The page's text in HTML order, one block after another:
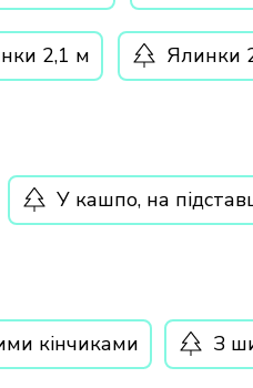
Ялинки
2,1 м
З
У кашпо, на
кінчиками